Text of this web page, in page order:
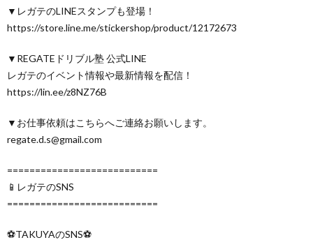
▼レガテのLINEスタンプも登場！
https://store.line.me/stickershop/product/12172673
▼REGATEドリブル塾 公式LINE
レガテのイベント情報や最新情報を配信！
https://lin.ee/z8NZ76B
▼お仕事依頼はこちらへご連絡お願いします。
regate.d.s@gmail.com
===========================
📱レガテのSNS
===========================
⚽️TAKUYAのSNS⚽️